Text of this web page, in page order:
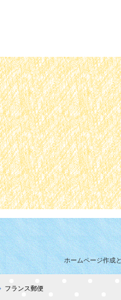
ホームページ作成
フランス郵便